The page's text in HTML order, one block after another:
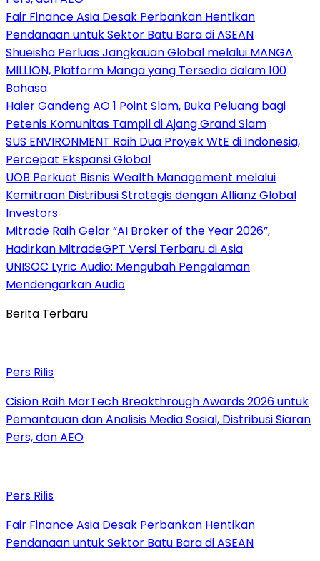
Fair Finance Asia Desak Perbankan Hentikan
Pendanaan untuk Sektor Batu Bara di ASEAN
Shueisha Perluas Jangkauan Global melalui MANGA
MILLION, Platform Manga yang Tersedia dalam 100
Bahasa
Haier Gandeng AO 1 Point Slam, Buka Peluang bagi
Petenis Komunitas Tampil di Ajang Grand Slam
SUS ENVIRONMENT Raih Dua Proyek WtE di Indonesia,
Percepat Ekspansi Global
UOB Perkuat Bisnis Wealth Management melalui
Kemitraan Distribusi Strategis dengan Allianz Global
Investors
Mitrade Raih Gelar “AI Broker of the Year 2026”,
Hadirkan MitradeGPT Versi Terbaru di Asia
UNISOC Lyric Audio: Mengubah Pengalaman
Mendengarkan Audio
Berita Terbaru
Pers Rilis
Cision Raih MarTech Breakthrough Awards 2026 untuk
Pemantauan dan Analisis Media Sosial, Distribusi Siaran
Pers, dan AEO
Pers Rilis
Fair Finance Asia Desak Perbankan Hentikan
Pendanaan untuk Sektor Batu Bara di ASEAN